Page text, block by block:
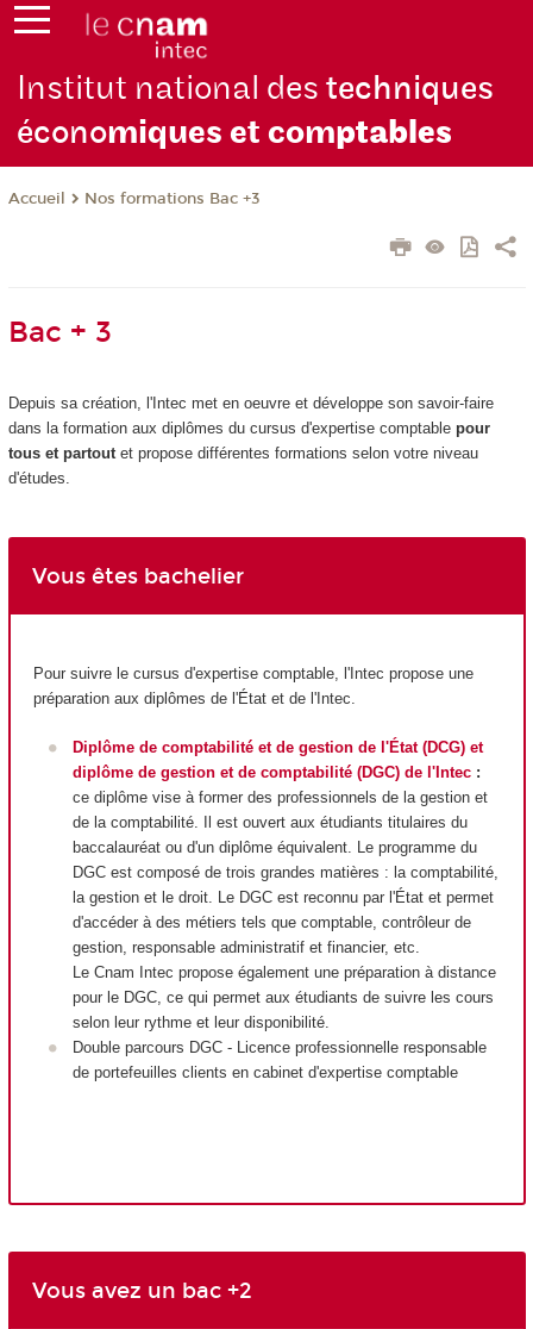
Institut national destechniques
économiques et comptables
Accueil Nos formations Bac +3
Bac + 3
Depuis sa création, l'Intec met en oeuvre et développe son savoir-faire
dans la formation aux diplômes du cursus d'expertise comptable pour
tous et partoutet propose différentes formations selon votre niveau
d'études.
Vous êtes bachelier
Pour suivre le cursus d'expertise comptable, l'Intec propose une
préparation aux diplômes de l'État et de l'Intec.
Diplôme de comptabilité et de gestion de l'État (DCG) et
diplôme de gestion et de comptabilité (DGC) de l'Intec:
ce diplôme vise à former des professionnels de la gestion et
de la comptabilité. Il est ouvert aux étudiants titulaires du
baccalauréat ou d'un diplôme équivalent. Le programme du
DGC est composé de trois grandes matières : la comptabilité,
la gestion et le droit. Le DGC est reconnu par l'État et permet
d'accéder à des métiers tels que comptable, contrôleur de
gestion, responsable administratif et financier, etc.
Le Cnam Intec propose également une préparation à distance
pour le DGC, ce qui permet aux étudiants de suivre les cours
selon leur rythme et leur disponibilité.
Double parcours DGC - Licence professionnelle responsable
de portefeuilles clients en cabinet d'expertise comptable
Vous avez un bac +2